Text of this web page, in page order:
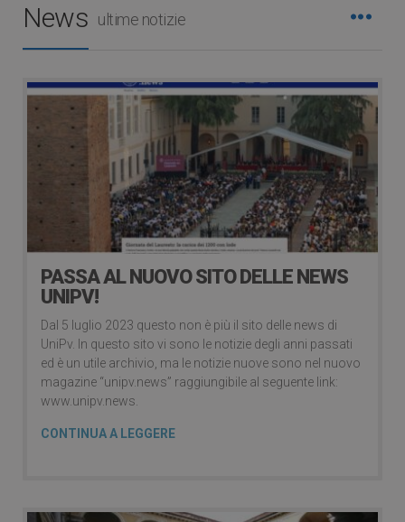
News ultime notizie
PASSA AL NUOVO SITO DELLE NEWS
UNIPV!
Dal 5 luglio 2023 questo non è più il sito delle news di
UniPv. In questo sito vi sono le notizie degli anni passati
ed è un utile archivio, ma le notizie nuove sono nel nuovo
magazine “unipv.news” raggiungibile al seguente link:
www.unipv.news.
CONTINUA A LEGGERE